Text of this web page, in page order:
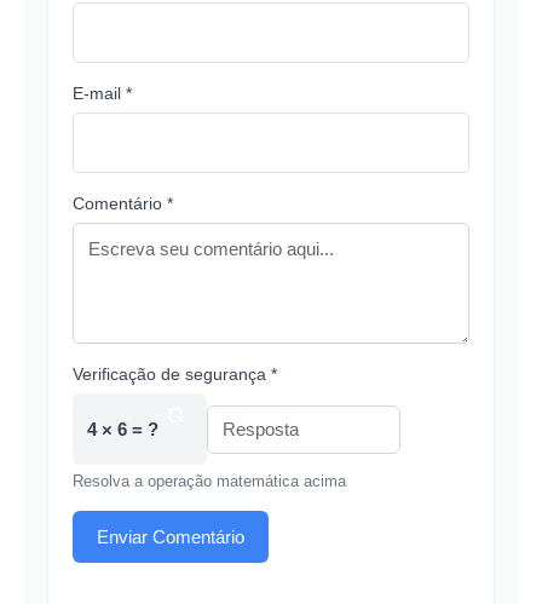
E-mail *
Comentário *
Verificação de segurança *
4 × 6 = ?
Resolva a operação matemática acima
Enviar Comentário